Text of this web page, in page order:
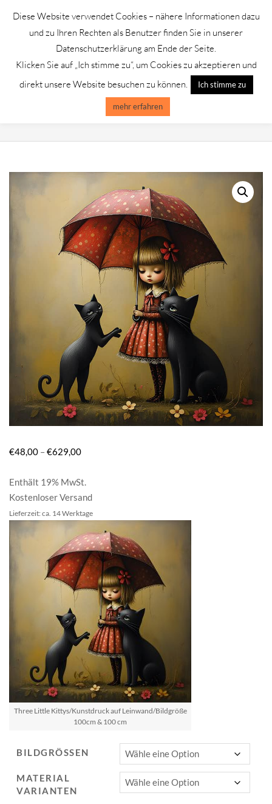
content GALERIE CHROMIK
Primary
Navigation
THREE LITTLE KITTYS
€48,00 –€629,00
Enthält 19% MwSt.
Kostenloser Versand
Lieferzeit: ca. 14 Werktage
Three Little Kittys/Kunstdruck auf Leinwand/Bildgröße
100cm & 100 cm
BILDGRÖSSEN
MATERIAL
VARIANTEN
Diese Website verwendet Cookies – nähere Informationen dazu
und zu Ihren Rechten als Benutzer finden Sie in unserer
Datenschutzerklärung am Ende der Seite.
Klicken Sie auf „Ich stimme zu“, um Cookies zu akzeptieren und
direkt unsere Website besuchen zu können.
Ich stimme zu
mehr erfahren